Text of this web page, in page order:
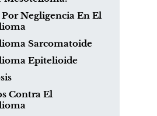
Negligencia En El
Sarcomatoide
Epitelioide
Contra El